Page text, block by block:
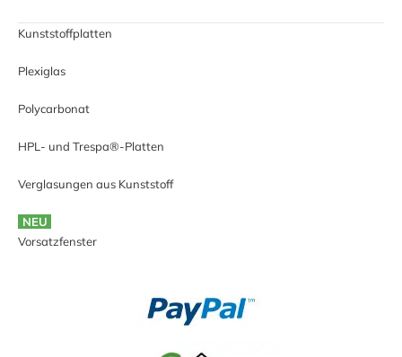
Kunststoffplatten
Plexiglas
Polycarbonat
HPL- und Trespa®-Platten
Verglasungen aus Kunststoff
NEU
Vorsatzfenster